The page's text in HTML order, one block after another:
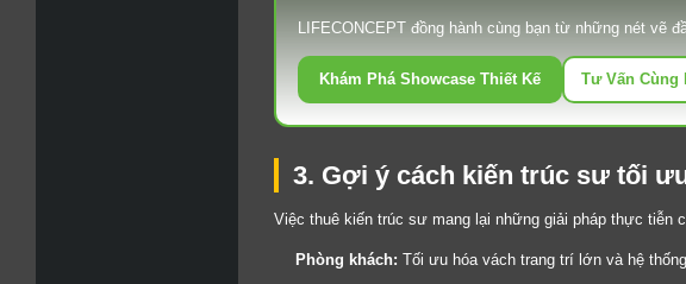
LIFECONCEPT đồng hành cùng bạn từ những nét vẽ
Khám Phá Showcase Thiết Kế Tư Vấn Cùng
3. Gợi ý cách kiến trúc sư tối
Việc thuê kiến trúc sư mang lại những giải pháp thực tiễn
Phòng khách: Tối ưu hóa vách trang trí lớn và hệ